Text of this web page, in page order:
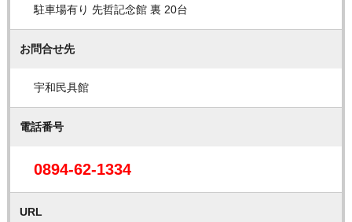
駐車場有り 先哲記念館 裏 20台
お問合せ先
宇和民具館
電話番号
0894-62-1334
URL